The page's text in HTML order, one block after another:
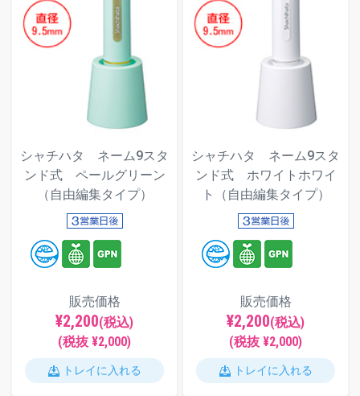
シャチハタ ネーム9スタ
ンド式 ペールグリーン
（自由編集タイプ）
販売価格
¥2,200(税込)
(税抜 ¥2,000)
トレイに入れる
シャチハタ ネーム9スタ
ンド式 ホワイトホワイ
ト（自由編集タイプ）
販売価格
¥2,200(税込)
(税抜 ¥2,000)
トレイに入れる